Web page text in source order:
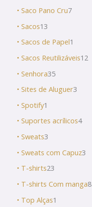
• Saco Pano Cru7
• Sacos13
• Sacos de Papel1
• Sacos Reutilizáveis12
• Senhora35
• Sites de Aluguer3
• Spotify1
• Suportes acrílicos4
• Sweats3
• Sweats com Capuz3
• T-shirts23
• T-shirts Com manga8
• Top Alças1